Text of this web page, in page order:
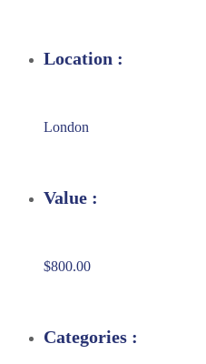
Location :
London
Value :
$800.00
Categories :